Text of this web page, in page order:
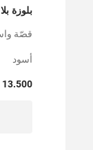
بلوزة
قصّة
أسود
13.500